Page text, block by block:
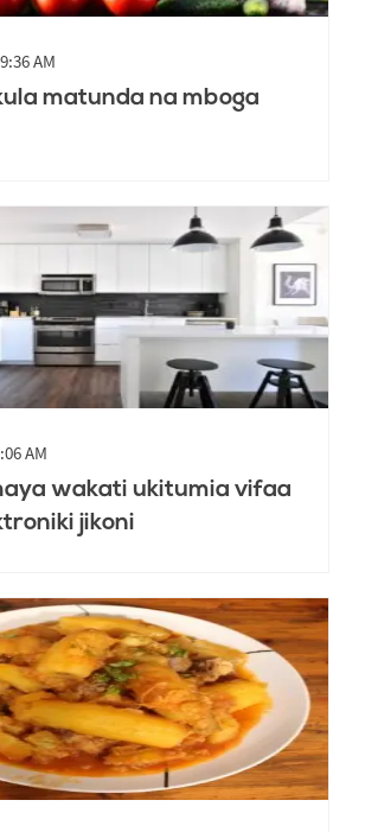
AM
matunda na mboga
AM
wakati ukitumia vifaa
jikoni